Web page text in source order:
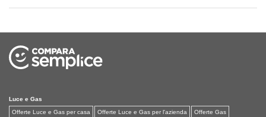
Luce e Gas
Offerte Luce e Gas per casa
Offerte Luce e Gas per l'azienda Offerte Gas